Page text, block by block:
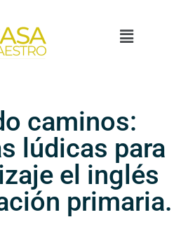
caminos:
lúdicas para
el inglés
primaria.